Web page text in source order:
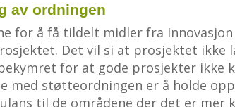
av ordningen
for å få tildelt midler fra
Det vil si at prosjektet ikke
for at gode prosjekter ikke
med støtteordningen er å holde
til de områdene der det er mer